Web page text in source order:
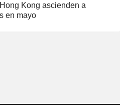
Kong ascienden a
en mayo